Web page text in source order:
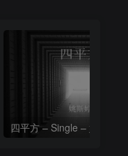
四平方 – Single – 姚斯婷